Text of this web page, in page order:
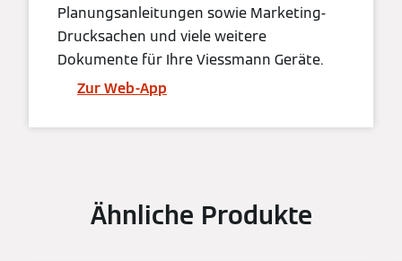
Planungsanleitungen sowie Marketing-
Drucksachen und viele weitere
Dokumente für Ihre Viessmann Geräte.
Zur Web-App
Ähnliche Produkte